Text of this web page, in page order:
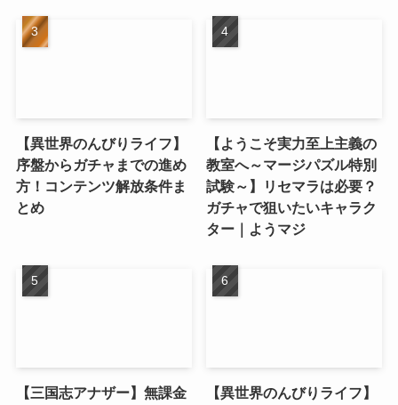
【異世界のんびりライフ】
序盤からガチャまでの進め
方！コンテンツ解放条件ま
とめ
【ようこそ実力至上主義の
教室へ～マージパズル特別
試験～】リセマラは必要？
ガチャで狙いたいキャラク
ター｜ようマジ
【三国志アナザー】無課金
【異世界のんびりライフ】